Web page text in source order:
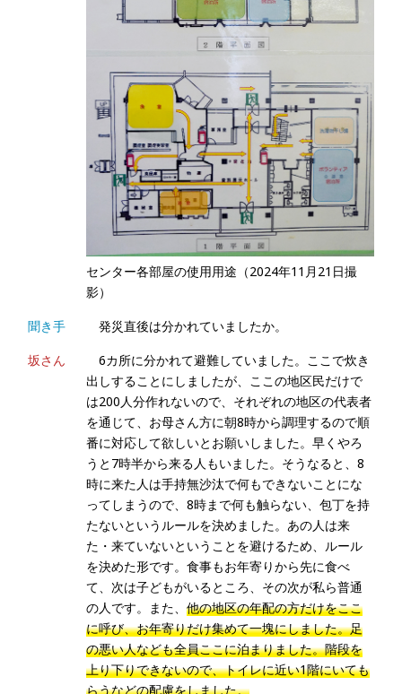
センター各部屋の使用用途（2024年11月21日撮
影）
聞き手
発災直後は分かれていましたか。
坂さん
6カ所に分かれて避難していました。ここで炊き
出しすることにしましたが、ここの地区民だけで
は200人分作れないので、それぞれの地区の代表者
を通じて、お母さん方に朝8時から調理するので順
番に対応して欲しいとお願いしました。早くやろ
うと7時半から来る人もいました。そうなると、8
時に来た人は手持無沙汰で何もできないことにな
ってしまうので、8時まで何も触らない、包丁を持
たないというルールを決めました。あの人は来
た・来ていないということを避けるため、ルール
を決めた形です。食事もお年寄りから先に食べ
て、次は子どもがいるところ、その次が私ら普通
の人です。また、他の地区の年配の方だけをここ
に呼び、お年寄りだけ集めて一塊にしました。足
の悪い人なども全員ここに泊まりました。階段を
上り下りできないので、トイレに近い1階にいても
らうなどの配慮をしました。